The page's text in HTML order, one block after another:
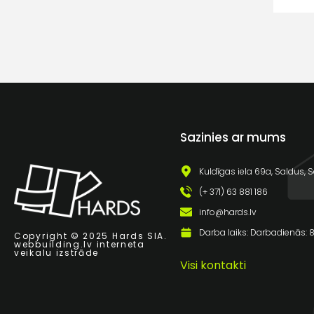
Copyright © 2025 Hards SIA.
webbuilding.lv interneta
veikalu izstrāde
Sazinies ar mums
Kuldīgas iela 69a, Saldus,
(+ 371) 63 881 186
info@hards.lv
Darba laiks: Darbadienās:
Visi kontakti